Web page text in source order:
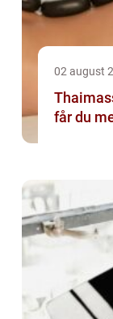
02 august
får du